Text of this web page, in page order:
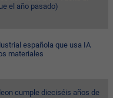
el año pasado)
española que usa IA
materiales
cumple dieciséis años de